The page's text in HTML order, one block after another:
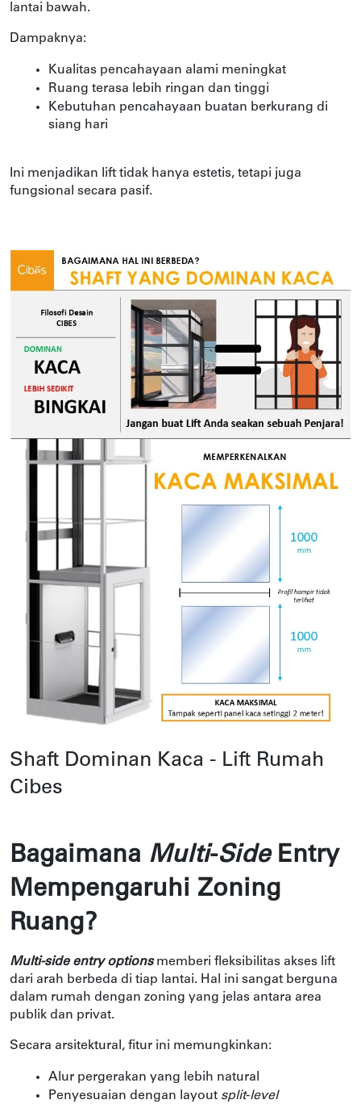
lantai bawah.
Dampaknya:
Kualitas pencahayaan alami meningkat
Ruang terasa lebih ringan dan tinggi
Kebutuhan pencahayaan buatan berkurang di
siang hari
Ini menjadikan lift tidak hanya estetis, tetapi juga
fungsional secara pasif.
Shaft Dominan Kaca - Lift Rumah
Cibes
Bagaimana Multi-Side Entry
Mempengaruhi Zoning
Ruang?
Multi-side entry options memberi fleksibilitas akses lift
dari arah berbeda di tiap lantai. Hal ini sangat berguna
dalam rumah dengan zoning yang jelas antara area
publik dan privat.
Secara arsitektural, fitur ini memungkinkan:
Alur pergerakan yang lebih natural
Penyesuaian dengan layout split-level